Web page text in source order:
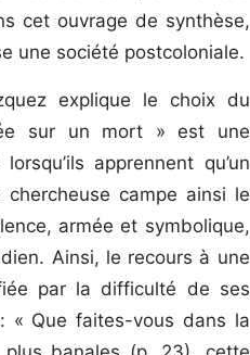
cet ouvrage de synthèse,
une société postcoloniale.
explique le choix du
sur un mort » est une
apprennent qu’un
campe ainsi le
armée et symbolique,
Ainsi, le recours à une
par la difficulté de ses
« Que faites-vous dans la